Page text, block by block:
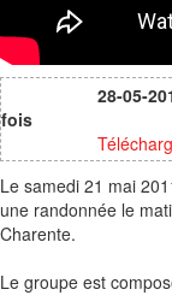
28-05-
fois
Le samedi 21 mai
une randonnée le
Charente.
Le groupe est